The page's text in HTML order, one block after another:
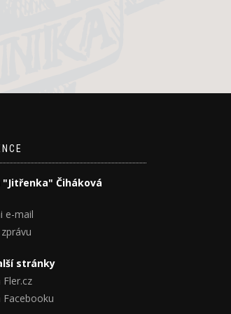
"Jitřenka" Čiháková
e-mail
stránky
Facebooku